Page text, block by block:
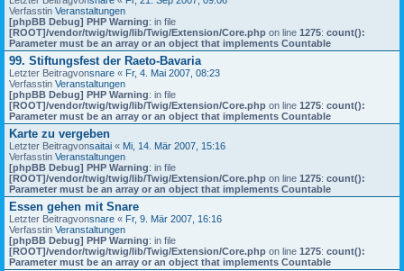
Verfasstin Veranstaltungen
[phpBB Debug] PHP Warning: in file
[ROOT]/vendor/twig/twig/lib/Twig/Extension/Core.php on line 1275: count():
Parameter must be an array or an object that implements Countable
99. Stiftungsfest der Raeto-Bavaria
Letzter Beitragvonsnare « Fr, 4. Mai 2007, 08:23
Verfasstin Veranstaltungen
[phpBB Debug] PHP Warning: in file
[ROOT]/vendor/twig/twig/lib/Twig/Extension/Core.php on line 1275: count():
Parameter must be an array or an object that implements Countable
Karte zu vergeben
Letzter Beitragvonsaitai « Mi, 14. Mär 2007, 15:16
Verfasstin Veranstaltungen
[phpBB Debug] PHP Warning: in file
[ROOT]/vendor/twig/twig/lib/Twig/Extension/Core.php on line 1275: count():
Parameter must be an array or an object that implements Countable
Essen gehen mit Snare
Letzter Beitragvonsnare « Fr, 9. Mär 2007, 16:16
Verfasstin Veranstaltungen
[phpBB Debug] PHP Warning: in file
[ROOT]/vendor/twig/twig/lib/Twig/Extension/Core.php on line 1275: count():
Parameter must be an array or an object that implements Countable